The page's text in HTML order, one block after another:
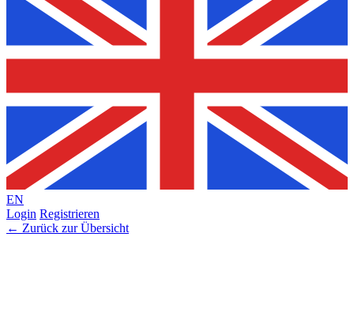
EN
Login Registrieren
← Zurück zur Übersicht